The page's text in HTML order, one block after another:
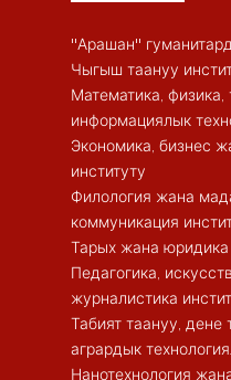
"Арашан"
Чыгыш таануу
Математика, физика,
информациялык
Экономика, бизнес
институту
Филология жана
коммуникация
Тарых жана юридика
Педагогика,
журналистика
Табият таануу, дене
агрардык
Нанотехнология